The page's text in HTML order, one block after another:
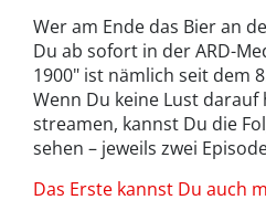
Wer am Ende das Bier an
Du ab sofort in der ARD-
1900" ist nämlich seit dem
Wenn Du keine Lust darauf
streamen, kannst Du die
sehen – jeweils zwei
Das Erste kannst Du auch